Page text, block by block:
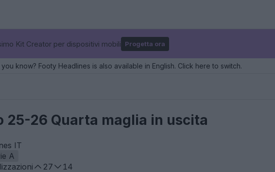
Kit Creator per dispositivi mobili Progetta ora
you know? Footy Headlines is also available in English. Click here to switch.
25-26 Quarta maglia in uscita
IT
A
27
14